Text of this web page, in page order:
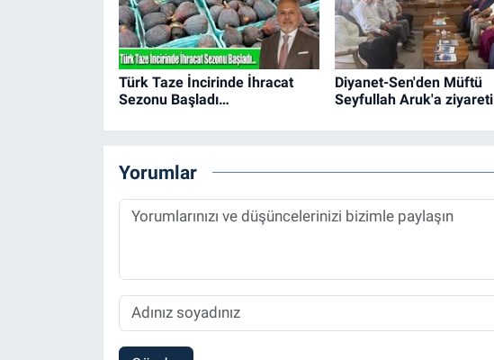
Türk Taze İncirinde İhracat
Sezonu Başladı…
Diyanet-Sen'den Müftü
Seyfullah Aruk'a ziyareti
Yorumlar